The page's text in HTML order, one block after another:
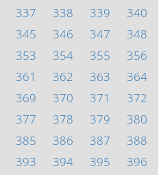
337 338 339
340
345 346 347
348
353 354 355
356
361 362 363
364
369 370 371
372
377 378 379
380
385 386 387
388
393 394 395 396